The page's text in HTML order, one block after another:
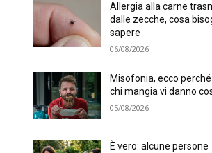
Allergia alla carne
dalle zecche, cosa
sapere
06/08/2026
Misofonia, ecco
chi mangia vi danno
05/08/2026
È vero: alcune persone